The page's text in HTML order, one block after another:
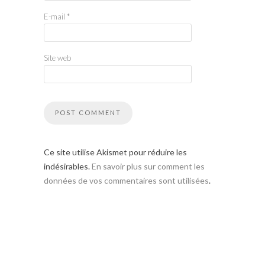
E-mail *
Site web
Ce site utilise Akismet pour réduire les
indésirables.En savoir plus sur comment les
données de vos commentaires sont utilisées.